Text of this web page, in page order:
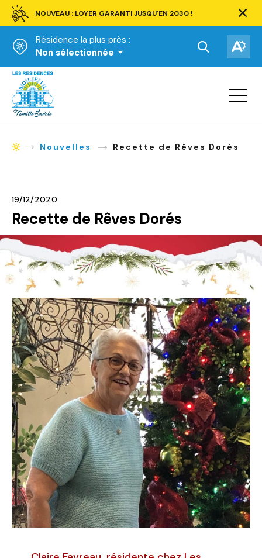
NOUVEAU : LOYER GARANTI JUSQU'EN 2030 !
barre
Résidence la plus près :
Non sélectionnée
Ouvrir
la
recherche.
la
Accueil
Ouvrir
la
AccueilNouvelles Recette de Rêves Dorés
19/12/2020
Recette de Rêves Dorés